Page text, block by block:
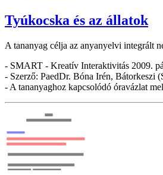
Tyúkocska és az állatok
A tananyag célja az anyanyelvi integrált
- SMART - Kreatív Interaktivitás 2009.
- Szerző: PaedDr. Bóna Irén, Bátorkeszi
- A tananyaghoz kapcsolódó óravázlat